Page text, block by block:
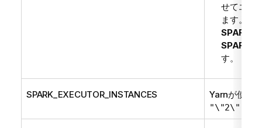
せてエグ
ます。次
す。
SPARK_EXECUTOR_INSTANCES Yarnが使用
"\"2\""